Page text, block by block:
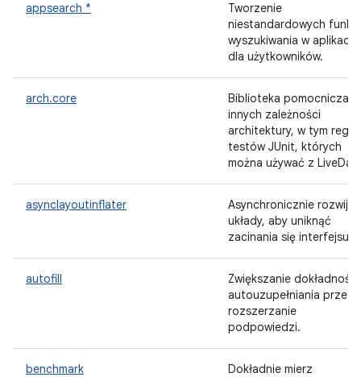
appsearch *
Tworzenie
niestandardowych
wyszukiwania w aplikacji
dla użytkowników.
arch.core
Biblioteka pomocnicza
innych zależności
architektury, w tym reguł
testów JUnit, których
można używać z
asynclayoutinflater
Asynchronicznie rozwijaj
układy, aby uniknąć
zacinania się interfejsu.
autofill
Zwiększanie dokładności
autouzupełniania przez
rozszerzanie
podpowiedzi.
benchmark
Dokładnie mierz